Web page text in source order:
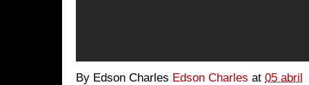
By Edson Charles Edson Charles at 05 abril